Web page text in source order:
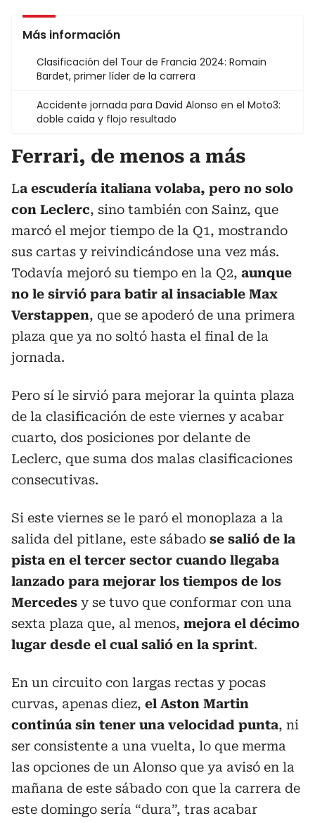
Más información
Clasificación del Tour de Francia 2024: Romain
Bardet, primer líder de la carrera
Accidente jornada para David Alonso en el Moto3:
doble caída y flojo resultado
Ferrari, de menos a más
La escudería italiana volaba, pero no solo
con Leclerc, sino también con Sainz, que
marcó el mejor tiempo de la Q1, mostrando
sus cartas y reivindicándose una vez más.
Todavía mejoró su tiempo en la Q2, aunque
no le sirvió para batir al insaciable Max
Verstappen, que se apoderó de una primera
plaza que ya no soltó hasta el final de la
jornada.
Pero sí le sirvió para mejorar la quinta plaza
de la clasificación de este viernes y acabar
cuarto, dos posiciones por delante de
Leclerc, que suma dos malas clasificaciones
consecutivas.
Si este viernes se le paró el monoplaza a la
salida del pitlane, este sábado se salió de la
pista en el tercer sector cuando llegaba
lanzado para mejorar los tiempos de los
Mercedes y se tuvo que conformar con una
sexta plaza que, al menos, mejora el décimo
lugar desde el cual salió en la sprint.
En un circuito con largas rectas y pocas
curvas, apenas diez, el Aston Martin
continúa sin tener una velocidad punta, ni
ser consistente a una vuelta, lo que merma
las opciones de un Alonso que ya avisó en la
mañana de este sábado con que la carrera de
este domingo sería “dura”, tras acabar